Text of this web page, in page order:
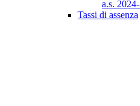
a.s.
Tassi di assenza